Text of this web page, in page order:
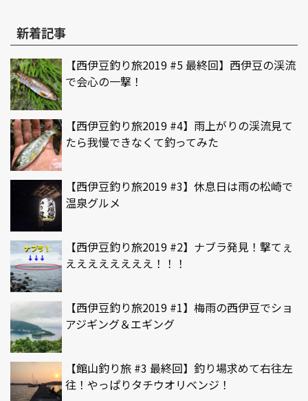
新着記事
【西伊豆釣り旅2019 #5 最終回】西伊豆の渓流
で会心の一撃！
【西伊豆釣り旅2019 #4】雨上がりの渓流見て
たら我慢できなくて釣ってみた
【西伊豆釣り旅2019 #3】休息日は雨の松崎で
温泉グルメ
【西伊豆釣り旅2019 #2】ナブラ発見！撃てぇ
ええええええええ！！！
【西伊豆釣り旅2019 #1】梅雨の西伊豆でショ
アジギング＆エギング
【館山釣り旅 #3 最終回】釣り場求めて右往左
往！やっぱりタチウオリベンジ！